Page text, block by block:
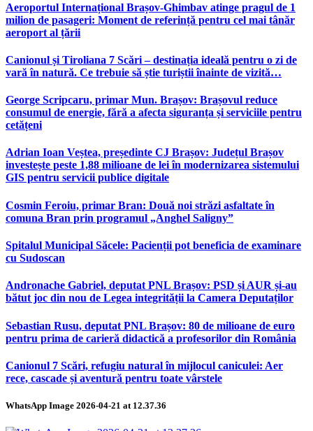
Aeroportul Internațional Brașov‑Ghimbav atinge pragul de 1
milion de pasageri: Moment de referință pentru cel mai tânăr
aeroport al țării
Canionul și Tiroliana 7 Scări – destinația ideală pentru o zi de
vară în natură. Ce trebuie să știe turiștii înainte de vizită…
George Scripcaru, primar Mun. Brașov: Brașovul reduce
consumul de energie, fără a afecta siguranța și serviciile pentru
cetățeni
Adrian Ioan Veștea, președinte CJ Brașov: Județul Brașov
investește peste 1,88 milioane de lei în modernizarea sistemului
GIS pentru servicii publice digitale
Cosmin Feroiu, primar Bran: Două noi străzi asfaltate în
comuna Bran prin programul „Anghel Saligny”
Spitalul Municipal Săcele: Pacienții pot beneficia de examinare
cu Sudoscan
Andronache Gabriel, deputat PNL Brașov: PSD și AUR și-au
bătut joc din nou de Legea integrității la Camera Deputaților
Sebastian Rusu, deputat PNL Brașov: 80 de milioane de euro
pentru prima de carieră didactică a profesorilor din România
Canionul 7 Scări, refugiu natural în mijlocul caniculei: Aer
rece, cascade și aventură pentru toate vârstele
WhatsApp Image 2026-04-21 at 12.37.36